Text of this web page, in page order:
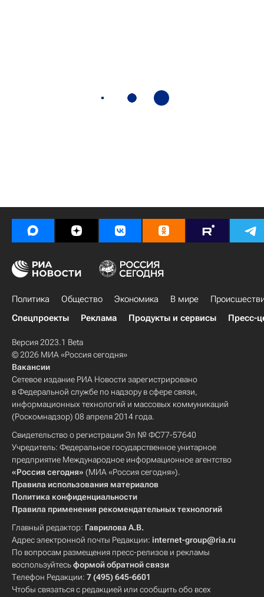
Политика Общество Экономика В мире
Спецпроекты
Реклама Продукты и сервисы Пресс-
Версия 2023.1 Beta
© 2026 МИА «Россия сегодня»
Вакансии
Сетевое издание РИА Новости зарегистрировано
в Федеральной службе по надзору в сфере связи,
информационных технологий и массовых коммуникаций
(Роскомнадзор) 08 апреля 2014 года.
Свидетельство о регистрации Эл № ФС77-57640
Учредитель: Федеральное государственное унитарное
предприятие Международное информационное агентство
«Россия сегодня» (МИА «Россия сегодня»).
Правила использования материалов
Политика конфиденциальности
Правила применения рекомендательных технологий
Главный редактор: Гаврилова А.В.
Адрес электронной почты Редакции: internet-group@ria.ru
По вопросам размещения пресс-релизов и рекламы
воспользуйтесьформой обратной связи
Телефон Редакции: 7 (495) 645-6601
Чтобы связаться с редакцией или сообщить обо всех